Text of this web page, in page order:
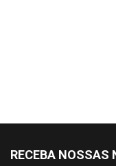
RECEBA NOSSAS